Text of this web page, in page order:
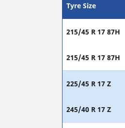
Tyre Size
215/45 R 17 87H
215/45 R 17 87H
225/45 R 17 Z
245/40 R 17 Z